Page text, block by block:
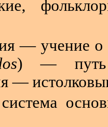
— учение о
) — путь
—